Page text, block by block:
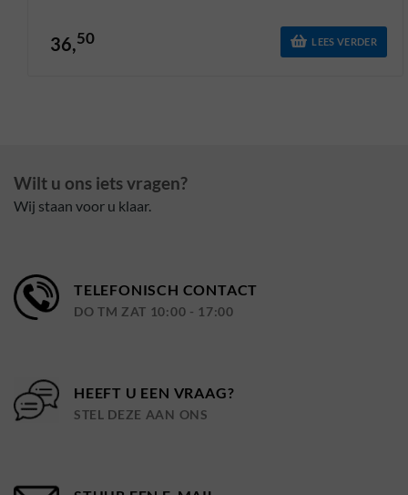
36,50 LEES VERDER
Wilt u ons iets vragen?
Wij staan voor u klaar.
TELEFONISCH CONTACT
DO TM ZAT 10:00 - 17:00
HEEFT U EEN VRAAG?
STEL DEZE AAN ONS